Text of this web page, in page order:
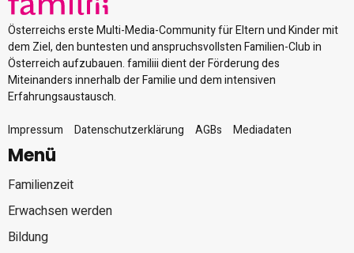
Österreichs erste Multi-Media-Community für Eltern und Kinder mit
dem Ziel, den buntesten und anspruchsvollsten Familien-Club in
Österreich aufzubauen. familiii dient der Förderung des
Miteinanders innerhalb der Familie und dem intensiven
Erfahrungsaustausch.
Impressum
Datenschutzerklärung AGBs Mediadaten
Menü
Familienzeit
Erwachsen werden
Bildung